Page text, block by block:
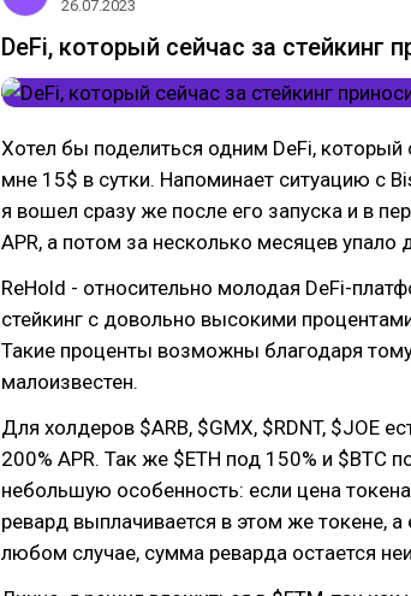
26.07.2023
DeFi, который сейчас за стейкинг
Хотел бы поделиться одним DeFi, который
мне 15$ в сутки. Напоминает ситуацию с
я вошел сразу же после его запуска и в
APR, а потом за несколько месяцев упало
ReHold - относительно молодая DeFi-
стейкинг с довольно высокими
Такие проценты возможны благодаря
малоизвестен.
Для холдеров $ARB, $GMX, $RDNT, $JOE
200% APR. Так же $ETH под 150% и $BTC
небольшую особенность: если цена
ревард выплачивается в этом же токене, а
любом случае, сумма реварда остается